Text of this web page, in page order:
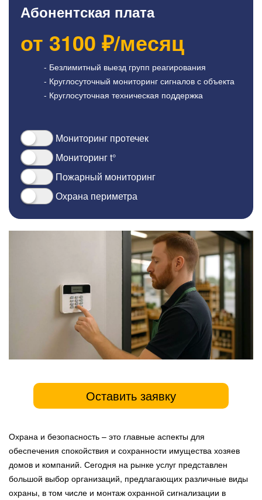
Абонентская плата
от 3100 ₽/месяц
- Безлимитный выезд групп реагирования
- Круглосуточный мониторинг сигналов с объекта
- Круглосуточная техническая поддержка
Мониторинг протечек
Мониторинг t°
Пожарный мониторинг
Охрана периметра
Оставить заявку
Охрана и безопасность – это главные аспекты для
обеспечения спокойствия и сохранности имущества хозяев
домов и компаний. Сегодня на рынке услуг представлен
большой выбор организаций, предлагающих различные виды
охраны, в том числе и монтаж охранной сигнализации в